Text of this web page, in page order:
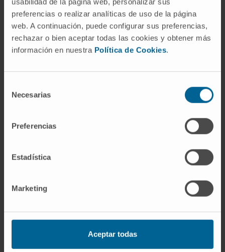
preferencias o realizar analíticas de uso de la página
web. A continuación, puede configurar sus preferencias,
rechazar o bien aceptar todas las cookies y obtener más
información en nuestra Política de Cookies.
Necesarias
Preferencias
Estadística
Marketing
Aceptar todas
Residentes n9